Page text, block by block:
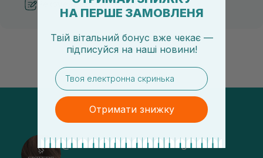
Рекомендации от косметологов
@sisters_stelmakh в Instagram
НА ПЕРШЕ ЗАМОВЛЕНЯ
Твій вітальний бонус вже чекає —
підписуйся на наші новини!
email
Отримати знижку